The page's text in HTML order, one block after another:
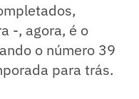
-, agora, é o
o número 39
para trás.